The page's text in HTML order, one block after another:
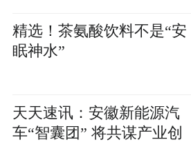
精选！茶氨酸饮料不是“安
眠神水”
天天速讯：安徽新能源汽
车“智囊团” 将共谋产业创